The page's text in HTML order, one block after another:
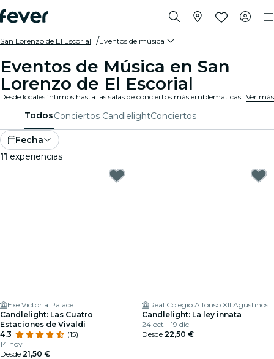
San Lorenzo de El Escorial Eventos de música
Eventos de Música en San
Lorenzo de El Escorial
Desde locales íntimos hasta las salas de conciertos más emblemáticas de la ciudad, San Lorenzo de El Escorial vive al son de la música y ofrece una variada gama de eventos para todos los gustos y estilos.Ver más
TodosConciertos CandlelightConciertos
Fecha
11 experiencias
Exe Victoria Palace
Candlelight: Las Cuatro
Estaciones de Vivaldi
4.3
(15)
14 nov
Desde 21,50 €
Real Colegio Alfonso XII Agustinos
Candlelight: La ley innata
24 oct - 19 dic
Desde 22,50 €